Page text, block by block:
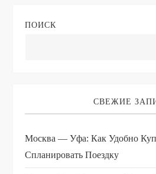
ПОИСК
СВЕЖИЕ
Москва — Уфа: Как Удобно
Спланировать Поездку